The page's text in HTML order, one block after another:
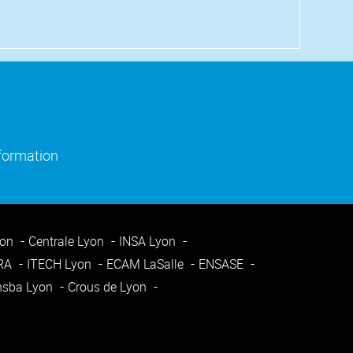
fenêtre)
Centrale Lyon
INSA Lyon
ITECH Lyon ECAM LaSalle
ENSASE
Lyon
Crous de Lyon